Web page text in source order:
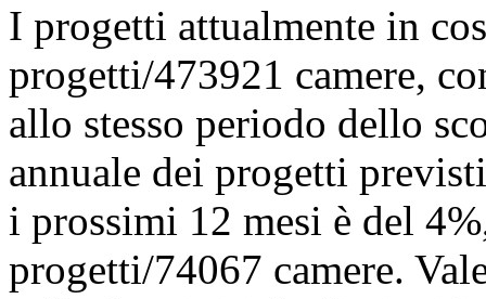
I progetti attualmente in
progetti/473921 camere,
allo stesso periodo dello
annuale dei progetti
i prossimi 12 mesi è del
progetti/74067 camere.